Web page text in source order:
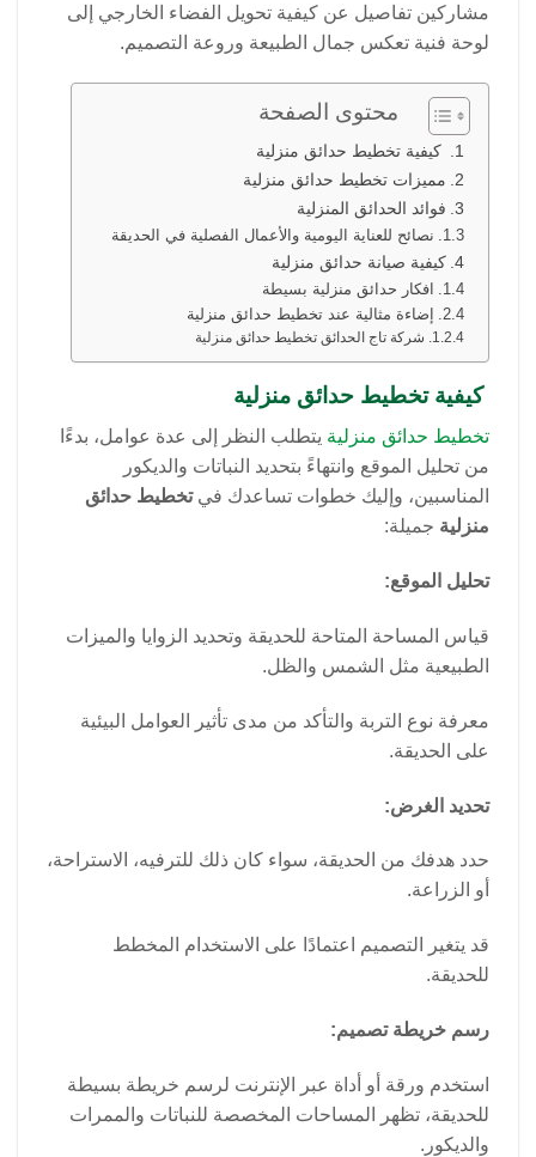
مشاركين تفاصيل عن كيفية تحويل الفضاء الخارجي إلى
لوحة فنية تعكس جمال الطبيعة وروعة التصميم.
محتوى الصفحة
كيفية تخطيط حدائق منزلية
مميزات تخطيط حدائق منزلية
فوائد الحدائق المنزلية
نصائح للعناية اليومية والأعمال الفصلية في الحديقة
كيفية صيانة حدائق منزلية
افكار حدائق منزلية بسيطة
إضاءة مثالية عند تخطيط حدائق منزلية
شركة تاج الحدائق تخطيط حدائق منزلية
كيفية تخطيط حدائق منزلية
تخطيط حدائق منزلية يتطلب النظر إلى عدة عوامل، بدءًا
من تحليل الموقع وانتهاءً بتحديد النباتات والديكور
المناسبين، وإليك خطوات تساعدك فيتخطيط حدائق
منزلية جميلة:
تحليل الموقع:
قياس المساحة المتاحة للحديقة وتحديد الزوايا والميزات
الطبيعية مثل الشمس والظل.
معرفة نوع التربة والتأكد من مدى تأثير العوامل البيئية
على الحديقة.
تحديد الغرض:
حدد هدفك من الحديقة، سواء كان ذلك للترفيه، الاستراحة،
أو الزراعة.
قد يتغير التصميم اعتمادًا على الاستخدام المخطط
للحديقة.
رسم خريطة تصميم:
استخدم ورقة أو أداة عبر الإنترنت لرسم خريطة بسيطة
للحديقة، تظهر المساحات المخصصة للنباتات والممرات
والديكور.